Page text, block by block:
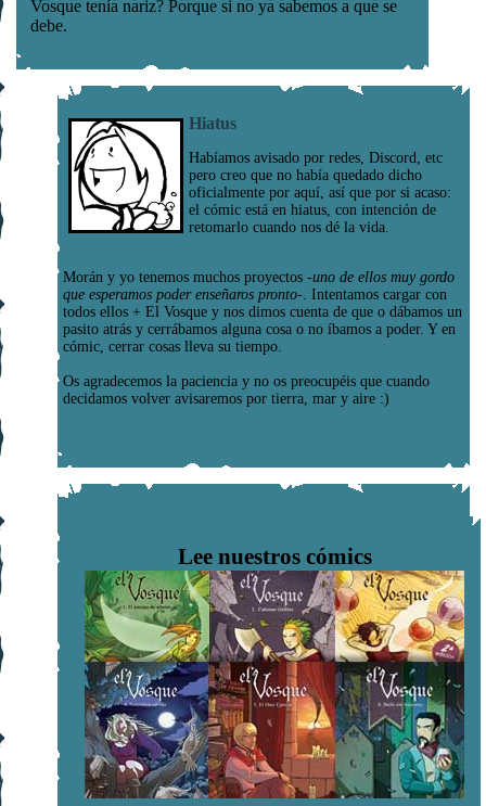
Hiatus
Habíamos avisado por redes, Discord, etc
pero creo que no había quedado dicho
oficialmente por aquí, así que por si acaso:
el cómic está en hiatus, con intención de
retomarlo cuando nos dé la vida.
Morán y yo tenemos muchos proyectos -uno de ellos muy gordo
que esperamos poder enseñaros pronto- . Intentamos cargar con
todos ellos + El Vosque y nos dimos cuenta de que o dábamos un
pasito atrás y cerrábamos alguna cosa o no íbamos a poder. Y en
cómic, cerrar cosas lleva su tiempo.
Os agradecemos la paciencia y no os preocupéis que cuando
decidamos volver avisaremos por tierra, mar y aire :)
Lee nuestros cómics